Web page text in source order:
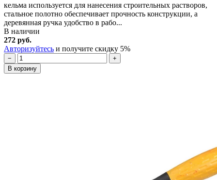
кельма используется для нанесения строительных растворов,
стальное полотно обеспечивает прочность конструкции, а
деревянная ручка удобство в рабо...
В наличии
272 руб.
Авторизуйтесь и получите скидку 5%
−
+
В корзину